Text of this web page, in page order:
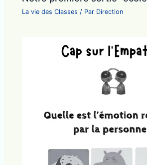
La vie des Classes / Par Direction